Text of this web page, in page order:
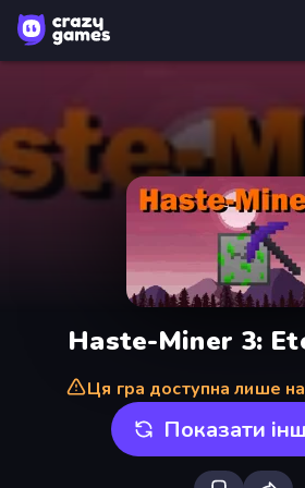
Haste-Miner 3:
Ця гра доступна лише
Показати